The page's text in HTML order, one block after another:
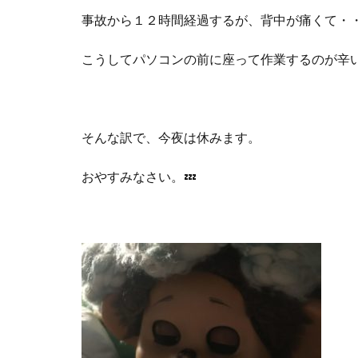
事故から１２時間経過するが、背中が痛くて・
こうしてパソコンの前に座って作業するのが辛
そんな訳で、今夜は休みます。
おやすみなさい。 💤